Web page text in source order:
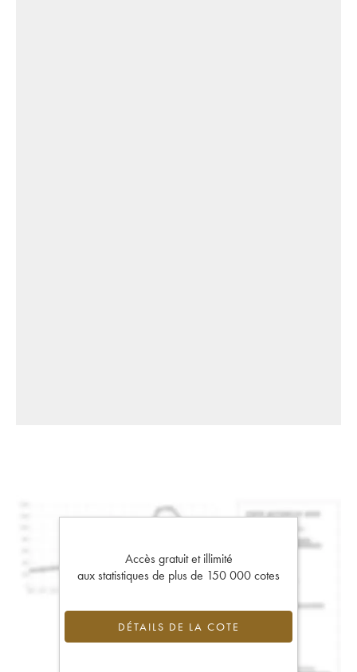
Accès gratuit et illimité
aux statistiques de plus de 150 000 cotes
DÉTAILS DE LA COTE